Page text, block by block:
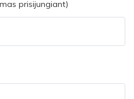
prisijungiant)